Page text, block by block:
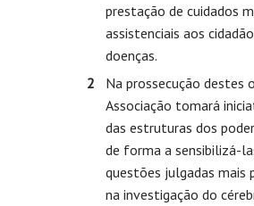
prestação de cuidados
assistenciais aos
doenças.
Na prossecução destes
Associação tomará
das estruturas dos
de forma a sensibilizá-
questões julgadas mais
na investigação do